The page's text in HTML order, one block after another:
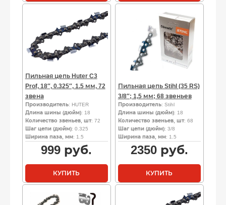
Пильная цепь Huter C3
Prof, 18″, 0.325″, 1.5 мм, 72
звена
Производитель: HUTER
Длина шины (дюйм): 18
Количество звеньев, шт: 72
Шаг цепи (дюйм): 0.325
Ширина паза, мм: 1.5
999 руб.
КУПИТЬ
Пильная цепь Stihl (35 RS)
3/8″; 1,5 мм; 68 звеньев
Производитель: Stihl
Длина шины (дюйм): 18
Количество звеньев, шт: 68
Шаг цепи (дюйм): 3/8
Ширина паза, мм: 1.5
2350руб.
КУПИТЬ